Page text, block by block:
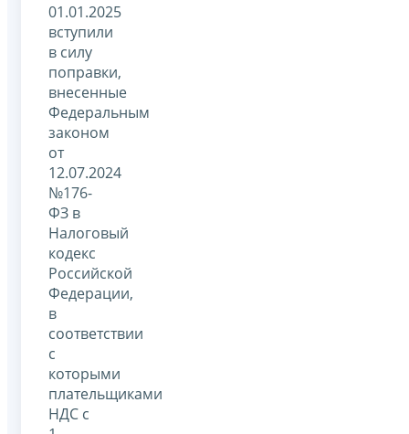
01.01.2025
вступили
в силу
поправки,
внесенные
Федеральным
законом
от
12.07.2024
№176-
ФЗ в
Налоговый
кодекс
Российской
Федерации,
в
соответствии
с
которыми
плательщиками
НДС с